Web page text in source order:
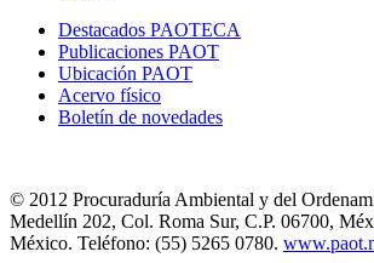
Destacados PAOTECA
Publicaciones PAOT
Ubicación PAOT
Acervo físico
Boletín de novedades
© 2012 Procuraduría Ambiental y del
Medellín 202, Col. Roma Sur, C.P. 06700,
México. Teléfono: (55) 5265 0780.